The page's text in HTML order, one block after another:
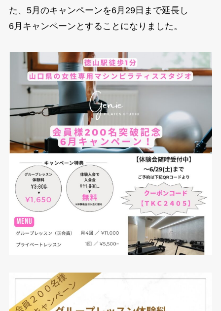
た、5月のキャンペーンを6月29日まで延長し
6月キャンペーンとすることになりました。